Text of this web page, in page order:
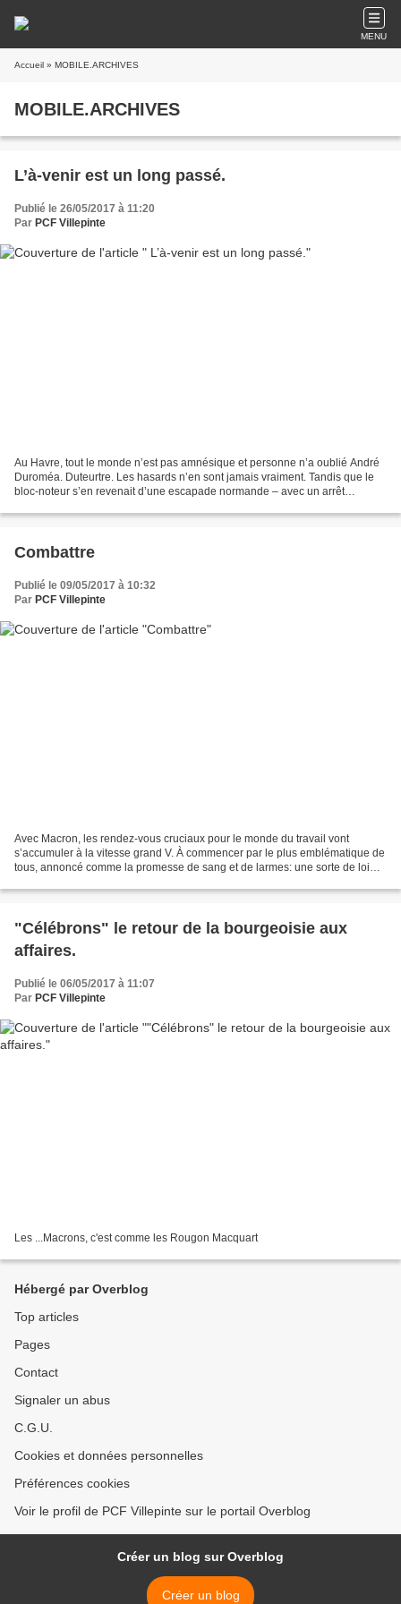
MENU
Accueil » MOBILE.ARCHIVES
MOBILE.ARCHIVES
L’à-venir est un long passé.
Publié le 26/05/2017 à 11:20
Par PCF Villepinte
Au Havre, tout le monde n’est pas amnésique et personne n’a oublié André
Duroméa. Duteurtre. Les hasards n’en sont jamais vraiment. Tandis que le
bloc-noteur s’en revenait d’une escapade normande – avec un arrêt
Combattre
Publié le 09/05/2017 à 10:32
Par PCF Villepinte
Avec Macron, les rendez-vous cruciaux pour le monde du travail vont
s’accumuler à la vitesse grand V. À commencer par le plus emblématique de
tous, annoncé comme la promesse de sang et de larmes: une sorte de loi
"Célébrons" le retour de la bourgeoisie aux
affaires.
Publié le 06/05/2017 à 11:07
Par PCF Villepinte
Les ...Macrons, c'est comme les Rougon Macquart
Hébergé par Overblog
Top articles
Pages
Contact
Signaler un abus
C.G.U.
Cookies et données personnelles
Préférences cookies
Voir le profil de PCF Villepinte sur le portail Overblog
Créer un blog sur Overblog
Créer un blog